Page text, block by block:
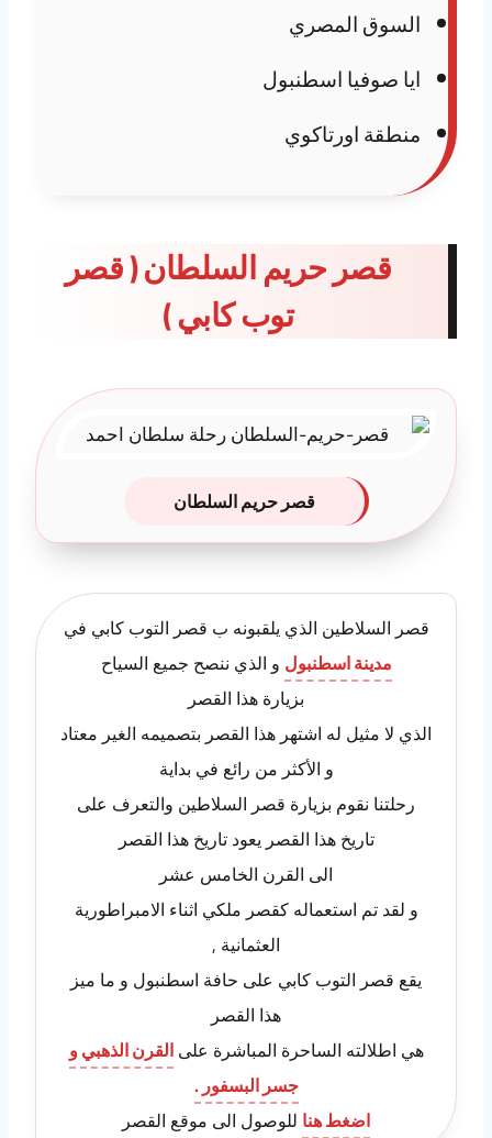
السوق المصري
ايا صوفيا اسطنبول
منطقة اورتاكوي
قصر حريم السلطان ( قصر
توب كابي )
قصر حريم السلطان
قصر السلاطين الذي يلقبونه ب قصر التوب كابي في
مدينة اسطنبول و الذي ننصح جميع السياح
بزيارة هذا القصر
الذي لا مثيل له اشتهر هذا القصر بتصميمه الغير معتاد
و الأكثر من رائع في بداية
رحلتنا نقوم بزيارة قصر السلاطين والتعرف على
تاريخ هذا القصر يعود تاريخ هذا القصر
الى القرن الخامس عشر
و لقد تم استعماله كقصر ملكي اثناء الامبراطورية
العثمانية ,
يقع قصر التوب كابي على حافة اسطنبول و ما ميز
هذا القصر
هي اطلالته الساحرة المباشرة علىالقرن الذهبي و
جسر البسفور .
اضغط هنا للوصول الى موقع القصر